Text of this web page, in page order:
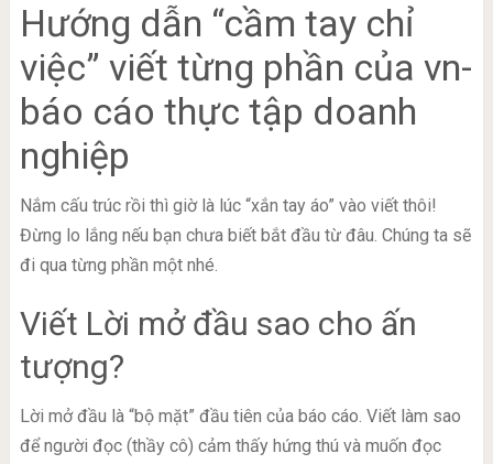
Hướng dẫn “cầm tay chỉ
việc” viết từng phần của vn-
báo cáo thực tập doanh
nghiệp
Nắm cấu trúc rồi thì giờ là lúc “xắn tay áo” vào viết thôi!
Đừng lo lắng nếu bạn chưa biết bắt đầu từ đâu. Chúng ta sẽ
đi qua từng phần một nhé.
Viết Lời mở đầu sao cho ấn
tượng?
Lời mở đầu là “bộ mặt” đầu tiên của báo cáo. Viết làm sao
để người đọc (thầy cô) cảm thấy hứng thú và muốn đọc